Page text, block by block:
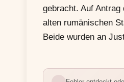
gebracht. Auf
alten rumänischen
Beide wurden an